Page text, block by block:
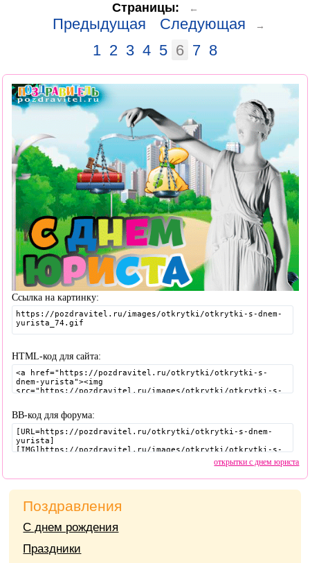
Страницы: ←
Предыдущая Следующая →
1 2 3 4 5 6 7 8
Ссылка на картинку:
HTML-код для сайта:
BB-код для форума:
открытки с днем юриста
Поздравления
С днем рождения
Праздники